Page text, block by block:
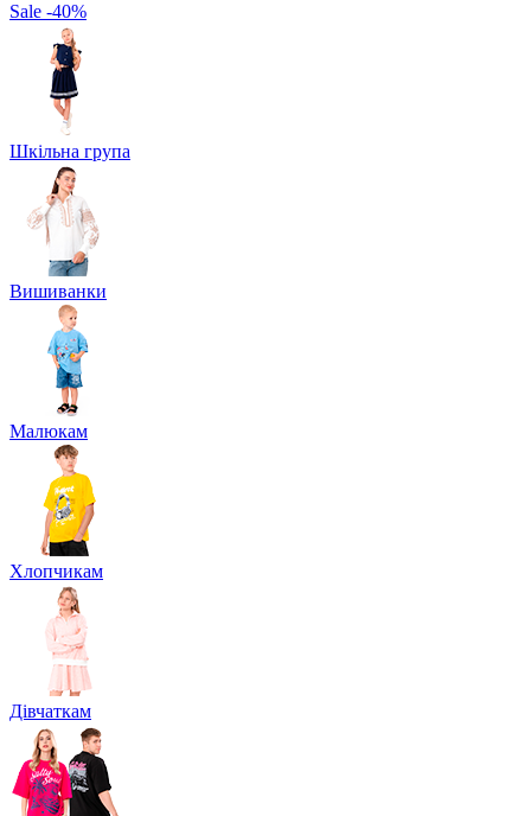
Sale -40%
Шкільна група
Вишиванки
Малюкам
Хлопчикам
Дівчаткам